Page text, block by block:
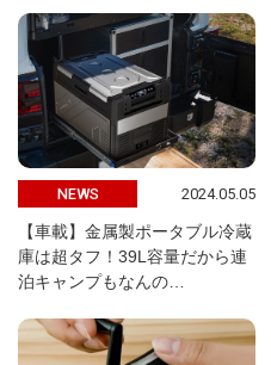
NEWS 2024.05.05
【車載】金属製ポータブル冷蔵
庫は超タフ！39L容量だから連
泊キャンプもなんの…